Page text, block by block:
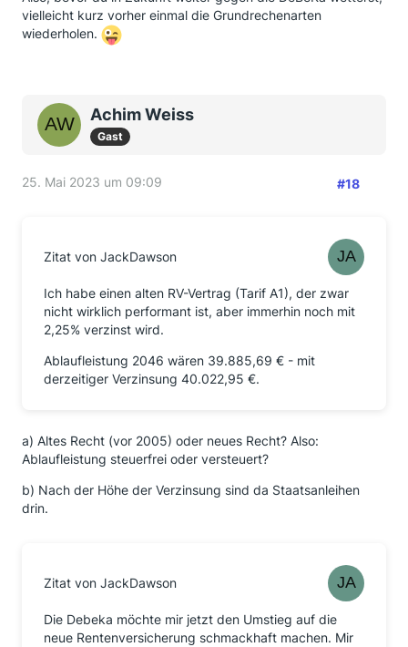
vielleicht kurz vorher einmal die Grundrechenarten
wiederholen.
Achim Weiss
Gast
25. Mai 2023 um 09:09 #18
Zitat von JackDawson
Ich habe einen alten RV-Vertrag (Tarif A1), der zwar
nicht wirklich performant ist, aber immerhin noch mit
2,25% verzinst wird.
Ablaufleistung 2046 wären 39.885,69 € - mit
derzeitiger Verzinsung 40.022,95 €.
a) Altes Recht (vor 2005) oder neues Recht? Also:
Ablaufleistung steuerfrei oder versteuert?
b) Nach der Höhe der Verzinsung sind da Staatsanleihen
drin.
Zitat von JackDawson
Die Debeka möchte mir jetzt den Umstieg auf die
neue Rentenversicherung schmackhaft machen. Mir